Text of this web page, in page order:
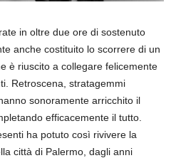
in oltre due ore di sostenuto
anche costituito lo scorrere di un
è riuscito a collegare felicemente
Retroscena, stratagemmi
sonoramente arricchito il
efficacemente il tutto.
ha potuto così rivivere la
città di Palermo, dagli anni